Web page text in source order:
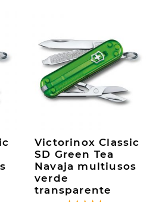
Victorinox Classic
SD Green Tea
Navaja multiusos
verde
transparente